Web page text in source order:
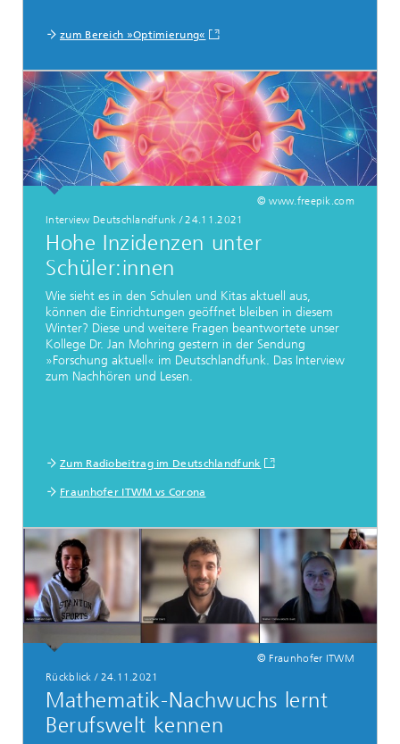
zum Bereich »Optimierung«
© www.freepik.com
Interview Deutschlandfunk/24.11.2021
Hohe Inzidenzen unter
Schüler:innen
Wie sieht es in den Schulen und Kitas aktuell aus,
können die Einrichtungen geöffnet bleiben in diesem
Winter? Diese und weitere Fragen beantwortete unser
Kollege Dr. Jan Mohring gestern in der Sendung
»Forschung aktuell« im Deutschlandfunk. Das Interview
zum Nachhören und Lesen.
Zum Radiobeitrag im Deutschlandfunk
Fraunhofer ITWM vs Corona
© Fraunhofer ITWM
Rückblick / 24.11.2021
Mathematik-Nachwuchs lernt
Berufswelt kennen